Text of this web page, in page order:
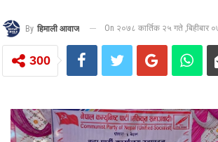
By हिमाली आवाज On २०७८ कार्तिक २५ गते ,बिहीबार
300